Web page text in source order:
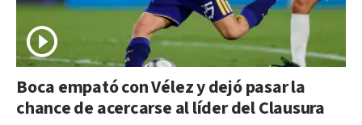
Boca empató con Vélez y dejó pasar la
chance de acercarse al líder del Clausura